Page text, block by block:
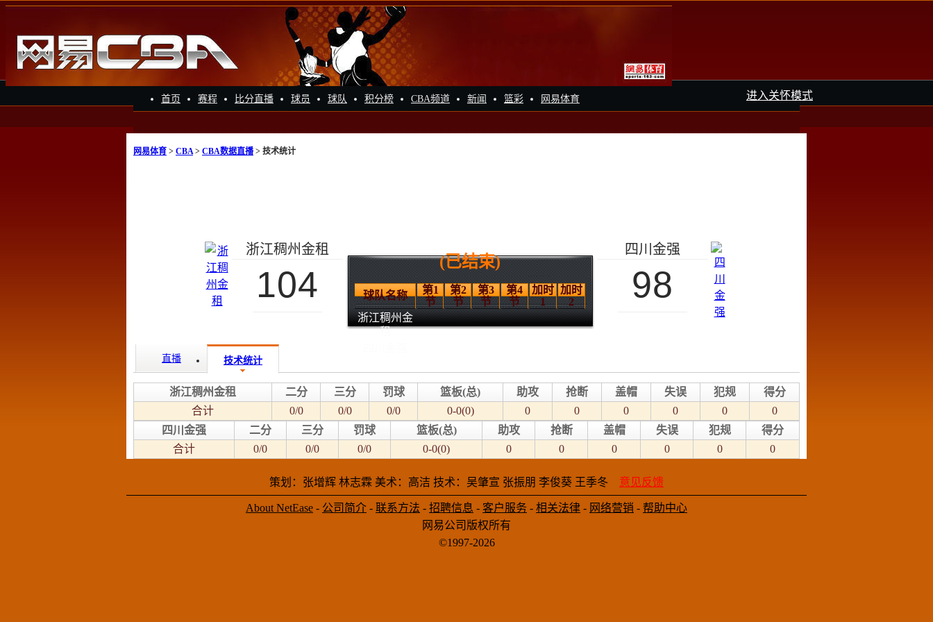
进入关怀模式
首页 赛程 比分直播 球员 球队 积分榜 CBA频道 新闻 篮彩 网易体育
网易体育 > CBA> CBA数据直播> 技术统计
浙江稠州金租
104
(已结束)
球队名称
第1
节
第2
节
第3
节
第4
节
加时
1
加时
2
浙江稠州金
租
四川金强
98
直播 技术统计
浙江稠州金租 二分 三分 罚球 篮板(总) 助攻 抢断 盖帽 失误 犯规
得分
合计
0/0 0/0 0/0 0-0(0) 0 0 0 0 0
0
四川金强
二分 三分 罚球 篮板(总) 助攻 抢断 盖帽 失误 犯规
得分
合计
0/0 0/0 0/0 0-0(0) 0 0 0 0 0 0
策划：张增辉 林志霖 美术：高洁 技术：吴肇宣 张振朋 李俊葵 王季冬 意见反馈
About NetEase - 公司简介 - 联系方法 - 招聘信息 - 客户服务 - 相关法律 - 网络营销 - 帮助中心
网易公司版权所有
©1997-2026